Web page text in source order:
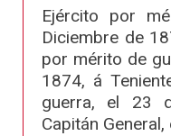
Ejército por
Diciembre de
por mérito de
1874, á
guerra, el 23
Capitán